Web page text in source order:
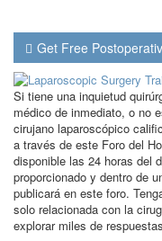
Get Free
Si tiene una inquietud
médico de inmediato, o no
cirujano laparoscópico
a través de este Foro del
disponible las 24 horas del
proporcionado y dentro de
publicará en este foro.
solo relacionada con la
explorar miles de